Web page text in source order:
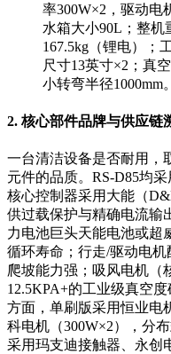
率300W×2，驱动电
水箱大小90L；整机
167.5kg（锂电）；
尺寸13英寸×2；真
小转弯半径1000mm。
2. 核心部件品牌与供应链
一台清洁设备是否耐用，
元件的品质。RS-D85均
核心控制器采用大能（
供过载保护与精确电流输
力电池巨头天能电池或超
循环寿命；行走/驱动电机
爬坡能力强；吸风电机（
12.5KPA+的工业级真空
方面，单刷版采用恒业电
科电机（300W×2），分
采用玛支迪接触器、永创